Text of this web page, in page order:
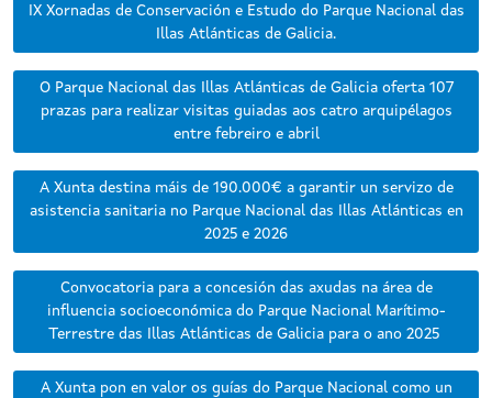
IX Xornadas de Conservación e Estudo do Parque Nacional das
Illas Atlánticas de Galicia.
O Parque Nacional das Illas Atlánticas de Galicia oferta 107
prazas para realizar visitas guiadas aos catro arquipélagos
entre febreiro e abril
A Xunta destina máis de 190.000€ a garantir un servizo de
asistencia sanitaria no Parque Nacional das Illas Atlánticas en
2025 e 2026
Convocatoria para a concesión das axudas na área de
influencia socioeconómica do Parque Nacional Marítimo-
Terrestre das Illas Atlánticas de Galicia para o ano 2025
A Xunta pon en valor os guías do Parque Nacional como un